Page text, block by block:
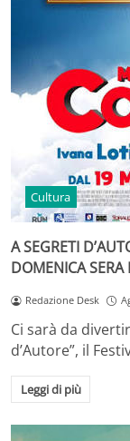
Cultura
A SEGRETI
DOMENICA SERA
Redazione Desk
Ci sarà da
d’Autore”, il
Leggi di più